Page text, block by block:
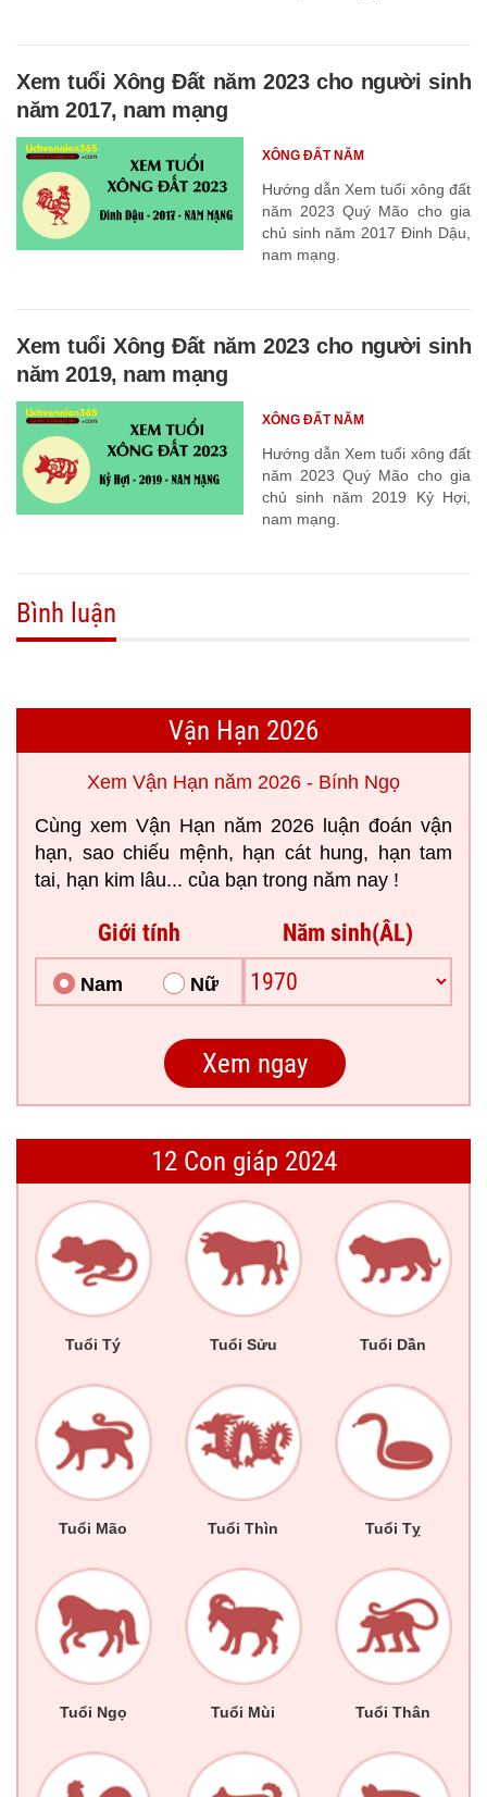
Xem tuổi Xông Đất năm 2023 cho người sinh
năm 2017, nam mạng
Hướng dẫn Xem tuổi xông đất
năm 2023 Quý Mão cho gia
chủ sinh năm 2017 Đinh Dậu,
nam mạng.
XÔNG ĐẤT NĂM
Xem tuổi Xông Đất năm 2023 cho người sinh
năm 2019, nam mạng
Hướng dẫn Xem tuổi xông đất
năm 2023 Quý Mão cho gia
chủ sinh năm 2019 Kỷ Hợi,
nam mạng.
XÔNG ĐẤT NĂM
Bình luận
Vận Hạn 2026
Xem Vận Hạn năm 2026 - Bính Ngọ
Cùng xem Vận Hạn năm 2026 luận đoán vận
hạn, sao chiếu mệnh, hạn cát hung, hạn tam
tai, hạn kim lâu... của bạn trong năm nay !
Giới tính
Nam Nữ
Năm sinh(ÂL)
12 Con giáp 2024
Tuổi Tý Tuổi Sửu Tuổi Dần
Tuổi Mão Tuổi Thìn Tuổi Tỵ
Tuổi Ngọ Tuổi Mùi Tuổi Thân